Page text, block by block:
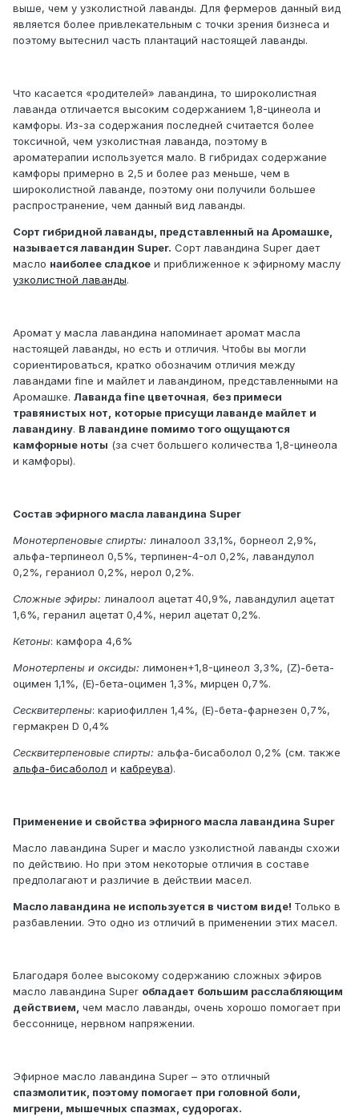
выше, чем у узколистной лаванды. Для фермеров данный вид
является более привлекательным с точки зрения бизнеса и
поэтому вытеснил часть плантаций настоящей лаванды.
Что касается «родителей» лавандина, то широколистная
лаванда отличается высоким содержанием 1,8-цинеола и
камфоры. Из-за содержания последней считается более
токсичной, чем узколистная лаванда, поэтому в
ароматерапии используется мало. В гибридах содержание
камфоры примерно в 2,5 и более раз меньше, чем в
широколистной лаванде, поэтому они получили большее
распространение, чем данный вид лаванды.
Сорт гибридной лаванды, представленный на Аромашке,
называется лавандин Super. Сорт лавандина Super дает
масло наиболее сладкое и приближенное к эфирному маслу
узколистной лаванды.
Аромат у масла лавандина напоминает аромат масла
настоящей лаванды, но есть и отличия. Чтобы вы могли
сориентироваться, кратко обозначим отличия между
лавандами fine и майлет и лавандином, представленными на
Аромашке. Лаванда fine цветочная, без примеси
травянистых нот, которые присущи лаванде майлет и
лавандину. В лавандине помимо того ощущаются
камфорные ноты (за счет большего количества 1,8-цинеола
и камфоры).
Состав эфирного масла лавандина Super
Монотерпеновые спирты: линалоол 33,1%, борнеол 2,9%,
альфа-терпинеол 0,5%, терпинен-4-ол 0,2%, лавандулол
0,2%, гераниол 0,2%, нерол 0,2%.
Сложные эфиры: линалоол ацетат 40,9%, лавандулил ацетат
1,6%, геранил ацетат 0,4%, нерил ацетат 0,2%.
Кетоны: камфора 4,6%
Монотерпены и оксиды: лимонен+1,8-цинеол 3,3%, (Z)-бета-
оцимен 1,1%, (Е)-бета-оцимен 1,3%, мирцен 0,7%.
Сесквитерпены: кариофиллен 1,4%, (Е)-бета-фарнезен 0,7%,
гермакрен D 0,4%
Сесквитерпеновые спирты: альфа-бисаболол 0,2% (см. также
альфа-бисаболол и кабреува).
Применение и свойства эфирного масла лавандина Super
Масло лавандина Super и масло узколистной лаванды схожи
по действию. Но при этом некоторые отличия в составе
предполагают и различие в действии масел.
Масло лавандина не используется в чистом виде! Только в
разбавлении. Это одно из отличий в применении этих масел.
Благодаря более высокому содержанию сложных эфиров
масло лавандина Super обладает большим расслабляющим
действием, чем масло лаванды, очень хорошо помогает при
бессоннице, нервном напряжении.
Эфирное масло лавандина Super – это отличный
спазмолитик, поэтому помогает при головной боли,
мигрени, мышечных спазмах, судорогах.